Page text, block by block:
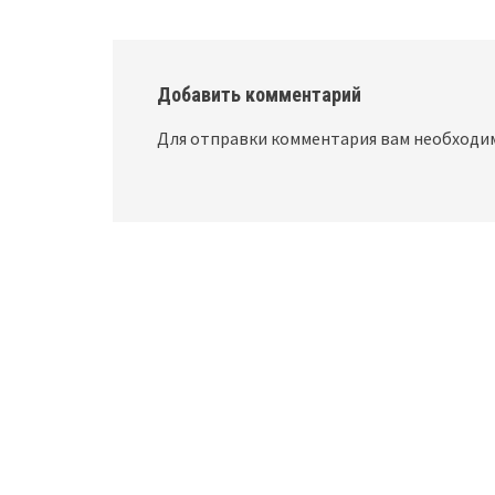
Добавить комментарий
Для отправки комментария вам